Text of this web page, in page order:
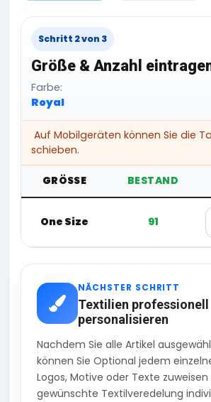
Schritt 2 von 3
Größe & Anzahl
Farbe:
Royal
Auf Mobilgeräten können Sie die
schieben.
GRÖSSE BESTAND
One Size 91
NÄCHSTER SCHRITT
Textilien professionell
personalisieren
Nachdem Sie alle Artikel
können Sie Optional jedem
Logos, Motive oder Texte
gewünschte Textilveredelung